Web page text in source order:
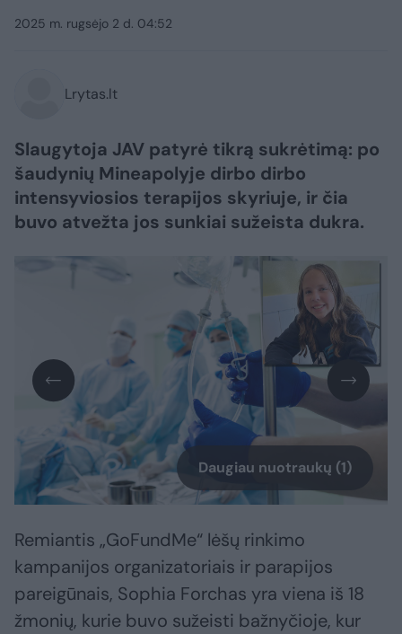
2025 m. rugsėjo 2 d. 04:52
Lrytas.lt
Slaugytoja JAV patyrė tikrą sukrėtimą: po
šaudynių Mineapolyje dirbo dirbo
intensyviosios terapijos skyriuje, ir čia
buvo atvežta jos sunkiai sužeista dukra.
Daugiau nuotraukų (1)
Remiantis „GoFundMe“ lėšų rinkimo
kampanijos organizatoriais ir parapijos
pareigūnais, Sophia Forchas yra viena iš 18
žmonių, kurie buvo sužeisti bažnyčioje, kur